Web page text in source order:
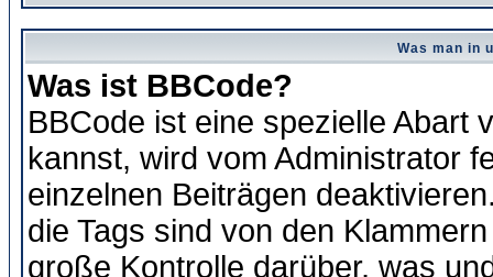
Was man in
Was ist BBCode?
BBCode ist eine spezielle Abart
kannst, wird vom Administrator
einzelnen Beiträgen
die Tags sind von den
große Kontrolle darüber, was